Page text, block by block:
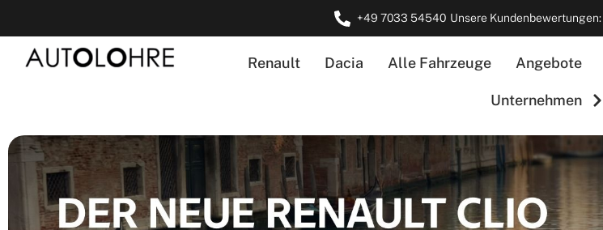
+49 7033 54540 Unsere Kundenbewertungen:
Renault Dacia Alle Fahrzeuge Angebote
Unternehmen